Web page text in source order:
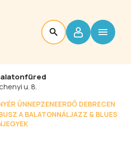
u. 8.
ÜNNEPZENEERDŐ DEBRECEN
A BALATONNÁLJAZZ & BLUES
JEGYEK